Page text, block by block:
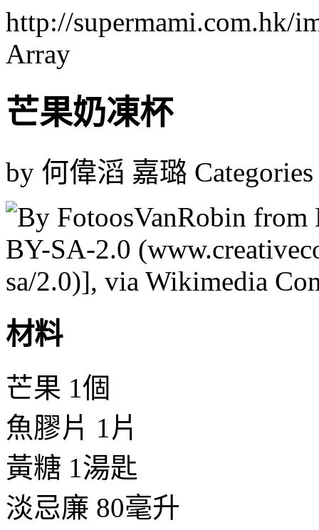
http://supermami.com.hk/
Array
芒果奶凍杯
by 何偉滔 嘉璐
材料
芒果 1個
魚膠片 1片
黃糖 1湯匙
淡忌廉 80毫升